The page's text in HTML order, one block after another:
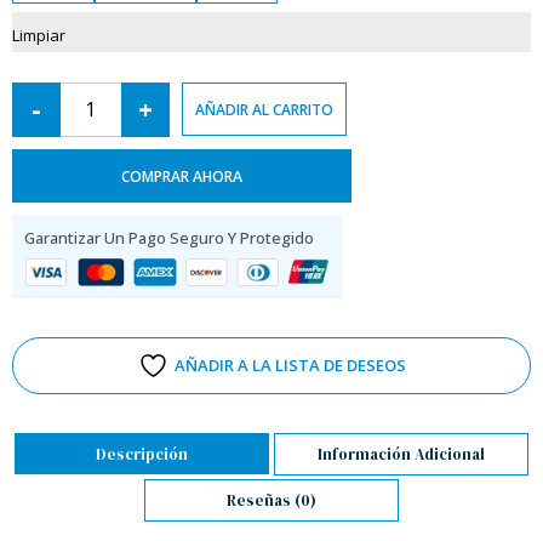
Limpiar
- + AÑADIR AL CARRITO
COMPRAR AHORA
Garantizar Un Pago Seguro Y Protegido
AÑADIR A LA LISTA DE DESEOS
Descripción Información Adicional
Reseñas (0)